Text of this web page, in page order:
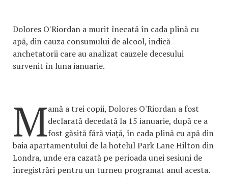
Dolores O'Riordan a murit înecată în cada plină cu
apă, din cauza consumului de alcool, indică
anchetatorii care au analizat cauzele decesului
survenit în luna ianuarie.
Mamă a trei copii, Dolores O'Riordan a fost
declarată decedată la 15 ianuarie, după ce a
fost găsită fără viață, în cada plină cu apă din
baia apartamentului de la hotelul Park Lane Hilton din
Londra, unde era cazată pe perioada unei sesiuni de
înregistrări pentru un turneu programat anul acesta.